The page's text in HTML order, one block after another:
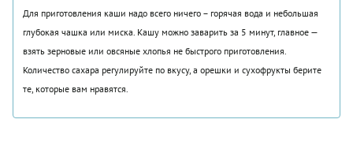
Для приготовления каши надо всего ничего – горячая вода и небольшая
глубокая чашка или миска. Кашу можно заварить за 5 минут, главное —
взять зерновые или овсяные хлопья не быстрого приготовления.
Количество сахара регулируйте по вкусу, а орешки и сухофрукты берите
те, которые вам нравятся.